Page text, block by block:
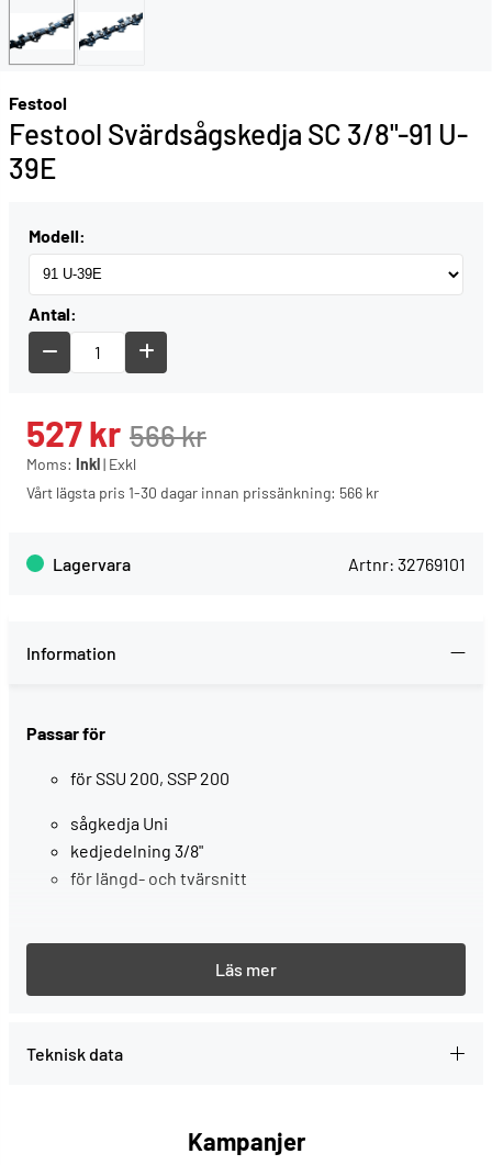
Festool
Festool Svärdsågskedja SC 3/8"-91 U-
39E
Modell:
Antal:
566kr
527kr
Moms: Inkl| Exkl
Vårt lägsta pris 1-30 dagar innan prissänkning: 566 kr
Lagervara Artnr: 32769101
Information
Passar för
för SSU 200, SSP 200
sågkedja Uni
kedjedelning 3/8"
för längd- och tvärsnitt
, SB-förpackat
Service all-inclusive. Ingår varje gång du köper ett
Teknisk data
Kampanjer